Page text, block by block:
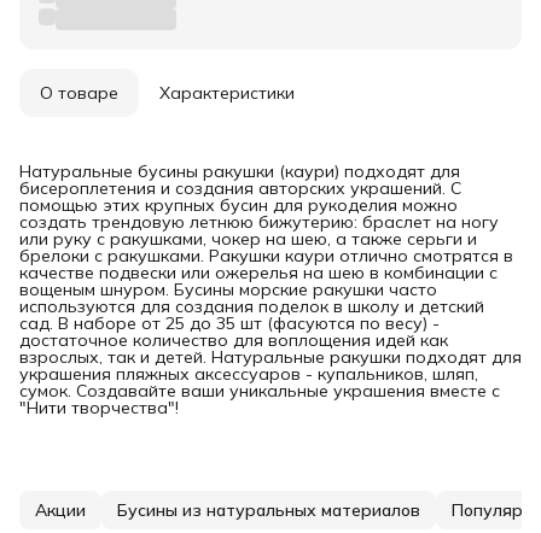
О товаре Характеристики
Натуральные бусины ракушки (каури) подходят для
бисероплетения и создания авторских украшений. С
помощью этих крупных бусин для рукоделия можно
создать трендовую летнюю бижутерию: браслет на ногу
или руку с ракушками, чокер на шею, а также серьги и
брелоки с ракушками. Ракушки каури отлично смотрятся в
качестве подвески или ожерелья на шею в комбинации с
вощеным шнуром. Бусины морские ракушки часто
используются для создания поделок в школу и детский
сад. В наборе от 25 до 35 шт (фасуются по весу) -
достаточное количество для воплощения идей как
взрослых, так и детей. Натуральные ракушки подходят для
украшения пляжных аксессуаров - купальников, шляп,
сумок. Создавайте ваши уникальные украшения вместе с
"Нити творчества"!
Акции Бусины из натуральных материалов